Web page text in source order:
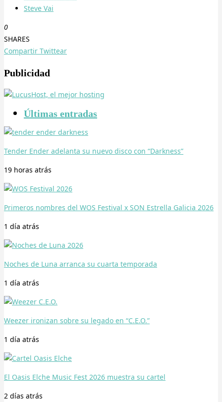
Steve Vai
0
SHARES
Compartir Twittear
Publicidad
Últimas entradas
Tender Ender adelanta su nuevo disco con “Darkness”
19 horas atrás
Primeros nombres del WOS Festival x SON Estrella Galicia 2026
1 día atrás
Noches de Luna arranca su cuarta temporada
1 día atrás
Weezer ironizan sobre su legado en “C.E.O.”
1 día atrás
El Oasis Elche Music Fest 2026 muestra su cartel
2 días atrás